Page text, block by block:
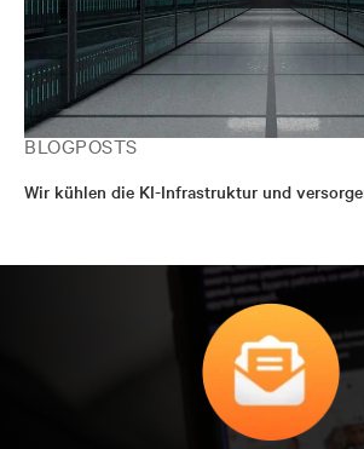
BLOGPOSTS
Wir kühlen die KI-Infrastruktur und